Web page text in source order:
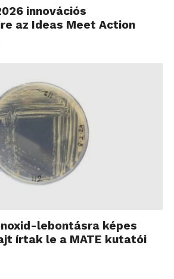
innovációs
az Ideas Meet Action
lebontásra képes
írtak le a MATE kutatói